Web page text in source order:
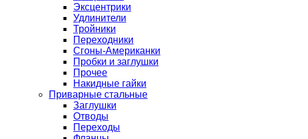
Эксцентрики
Удлинители
Тройники
Переходники
Сгоны-Американки
Пробки и заглушки
Прочее
Накидные гайки
Приварные стальные
Заглушки
Отводы
Переходы